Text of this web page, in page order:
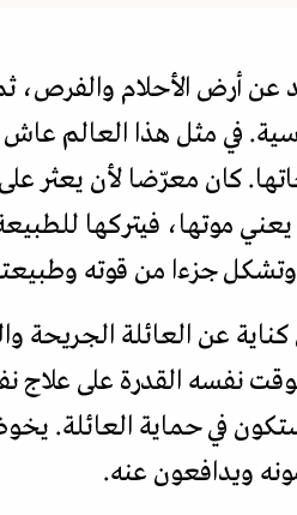
عن أرض الأحلام والفرص،
في مثل هذا العالم
كان معرّضا لأن يعثر
موتها، فيتركها
وتشكل جزءا من قوته
عن العائلة الجريحة
نفسه القدرة على علاج
في حماية العائلة.
ويدافعون عنه.